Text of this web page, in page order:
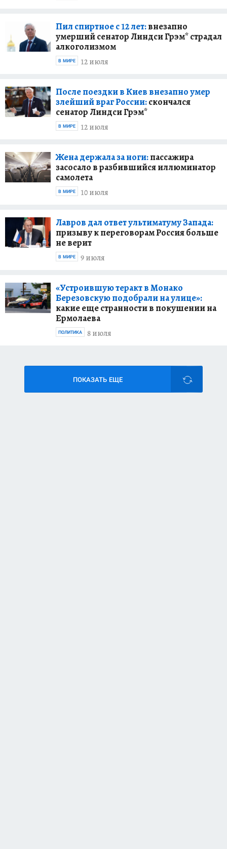
Пил спиртное с 12 лет:внезапно
умерший сенатор Линдси Грэм* страдал
алкоголизмом
12 июля
В МИРЕ
После поездки в Киев внезапно умер
злейший враг России:скончался
сенатор Линдси Грэм*
12 июля
В МИРЕ
Жена держала за ноги:пассажира
засосало в разбившийся иллюминатор
самолета
10 июля
В МИРЕ
Лавров дал ответ ультиматуму Запада:
призыву к переговорам Россия больше
не верит
9 июля
В МИРЕ
«Устроившую теракт в Монако
Березовскую подобрали на улице»:
какие еще странности в покушении на
Ермолаева
8 июля
ПОЛИТИКА
ПОКАЗАТЬ ЕЩЕ